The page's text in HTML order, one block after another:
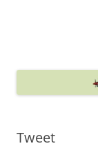
Tweet